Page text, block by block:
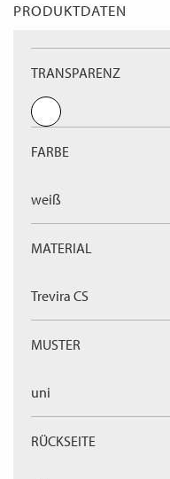
PRODUKTDATEN
TRANSPARENZ
FARBE
weiß
MATERIAL
Trevira CS
MUSTER
uni
RÜCKSEITE